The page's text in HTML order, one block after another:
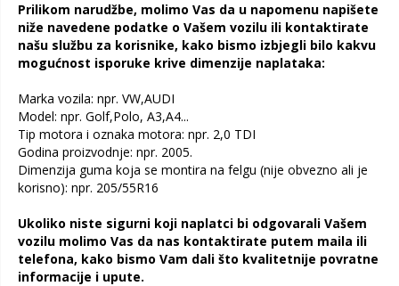
Prilikom narudžbe, molimo Vas da u napomenu napišete
niže navedene podatke o Vašem vozilu ili kontaktirate
našu službu za korisnike, kako bismo izbjegli bilo kakvu
mogućnost isporuke krive dimenzije naplataka:
Marka vozila: npr. VW,AUDI
Model: npr. Golf,Polo, A3,A4...
Tip motora i oznaka motora: npr. 2,0 TDI
Godina proizvodnje: npr. 2005.
Dimenzija guma koja se montira na felgu (nije obvezno ali je
korisno): npr. 205/55R16
Ukoliko niste sigurni koji naplatci bi odgovarali Vašem
vozilu molimo Vas da nas kontaktirate putem maila ili
telefona, kako bismo Vam dali što kvalitetnije povratne
informacije i upute.